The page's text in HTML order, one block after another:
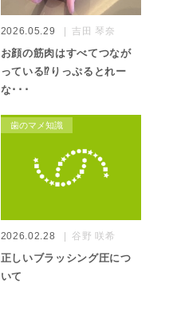
2026.05.29 吉田 琴奈
お顔の筋肉はすべてつなが
っている⁉️りっぷるとれー
な･･･
歯のマメ知識
2026.02.28 谷野 咲希
正しいブラッシング圧につ
いて